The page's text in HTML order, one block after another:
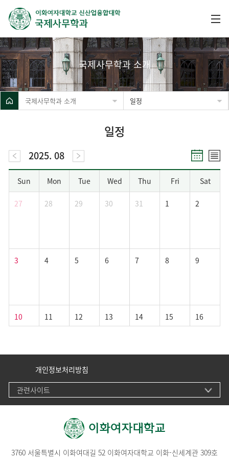
국제사무학과 소개
국제사무학과 소개 일정
일정
2025. 08
Sun Mon Tue Wed Thu Fri Sat
27 28 29 30 31 1 2
3 4 5 6 7 8 9
10 11 12 13 14 15 16
18 19
26 27 28
개인정보처리방침
관련사이트
3760 서울특별시 이화여대길 52 이화여자대학교 이화-신세계관 309호